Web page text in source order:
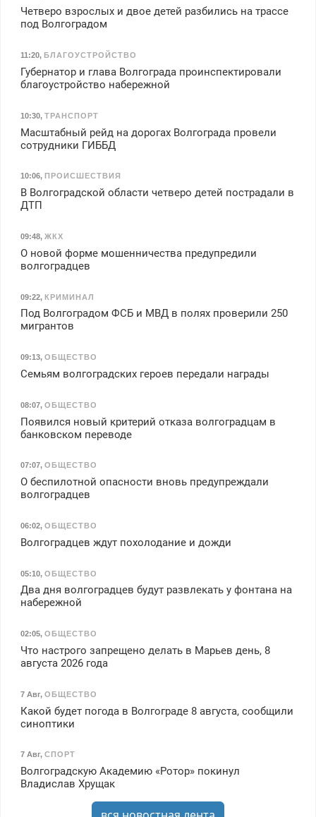
Четверо взрослых и двое детей разбились на трассе
под Волгоградом
11:20, БЛАГОУСТРОЙСТВО
Губернатор и глава Волгограда проинспектировали
благоустройство набережной
10:30, ТРАНСПОРТ
Масштабный рейд на дорогах Волгограда провели
сотрудники ГИББД
10:06, ПРОИСШЕСТВИЯ
В Волгоградской области четверо детей пострадали в
ДТП
09:48, ЖКХ
О новой форме мошенничества предупредили
волгоградцев
09:22, КРИМИНАЛ
Под Волгоградом ФСБ и МВД в полях проверили 250
мигрантов
09:13, ОБЩЕСТВО
Семьям волгоградских героев передали награды
08:07, ОБЩЕСТВО
Появился новый критерий отказа волгоградцам в
банковском переводе
07:07, ОБЩЕСТВО
О беспилотной опасности вновь предупреждали
волгоградцев
06:02, ОБЩЕСТВО
Волгоградцев ждут похолодание и дожди
05:10, ОБЩЕСТВО
Два дня волгоградцев будут развлекать у фонтана на
набережной
02:05, ОБЩЕСТВО
Что настрого запрещено делать в Марьев день, 8
августа 2026 года
7 Авг, ОБЩЕСТВО
Какой будет погода в Волгограде 8 августа, сообщили
синоптики
7 Авг, СПОРТ
Волгоградскую Академию «Ротор» покинул
Владислав Хрущак